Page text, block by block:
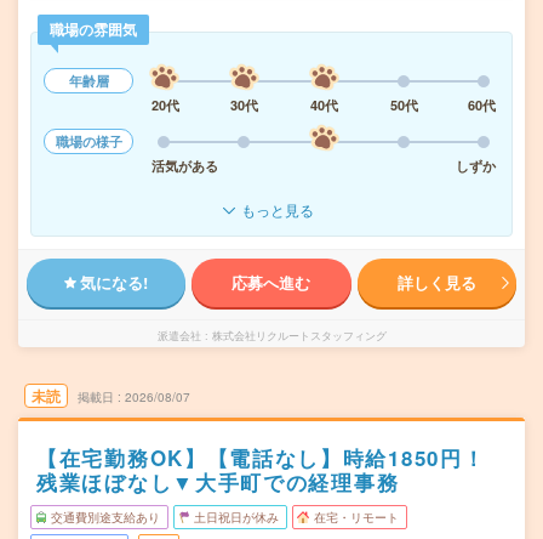
職場の雰囲気
年齢層
20代
30代 40代 50代
60代
職場の様子
活気がある
しずか
もっと見る
気になる! 応募へ進む 詳しく見る
派遣会社 株式会社リクルートスタッフィング
未読 掲載日 2026/08/07
【在宅勤務OK】【電話なし】時給1850円！
残業ほぼなし▼大手町での経理事務
交通費別途支給あり 土日祝日が休み 在宅・リモート